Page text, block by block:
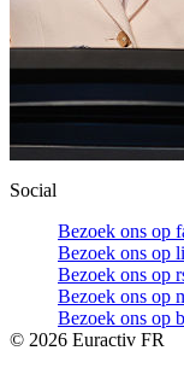
Social
Bezoek ons op
Bezoek ons op
Bezoek ons op
Bezoek ons op
Bezoek ons op
© 2026 Euractiv FR